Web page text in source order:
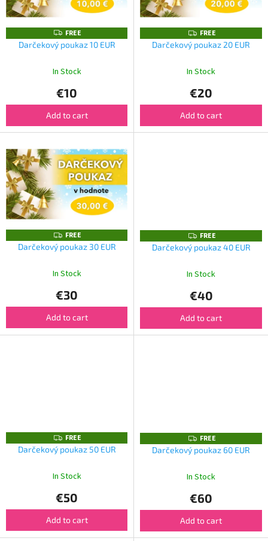
p
r
o
s
F
R
E
FREE
Darčekový poukaz 10 EUR
In Stock
€10
Add to cart
F
R
E
FREE
Darčekový poukaz 20 EUR
In Stock
€20
Add to cart
F
R
E
FREE
Darčekový poukaz 30 EUR
In Stock
€30
Add to cart
F
R
E
FREE
Darčekový poukaz 40 EUR
In Stock
€40
Add to cart
F
R
E
FREE
Darčekový poukaz 50 EUR
In Stock
€50
Add to cart
F
R
E
FREE
Darčekový poukaz 60 EUR
In Stock
€60
Add to cart